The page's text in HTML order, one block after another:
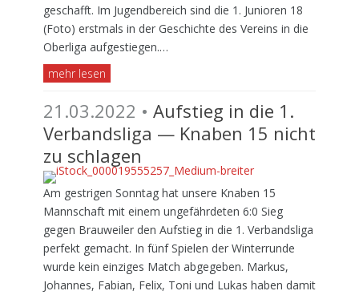
geschafft. Im Jugendbereich sind die 1. Junioren 18
(Foto) erstmals in der Geschichte des Vereins in die
Oberliga aufgestiegen.…
mehr lesen
21.03.2022 • Aufstieg in die 1.
Verbandsliga — Knaben 15 nicht
zu schlagen
Am gestrigen Sonntag hat unsere Knaben 15
Mannschaft mit einem ungefährdeten 6:0 Sieg
gegen Brauweiler den Aufstieg in die 1. Verbandsliga
perfekt gemacht. In fünf Spielen der Winterrunde
wurde kein einziges Match abgegeben. Markus,
Johannes, Fabian, Felix, Toni und Lukas haben damit